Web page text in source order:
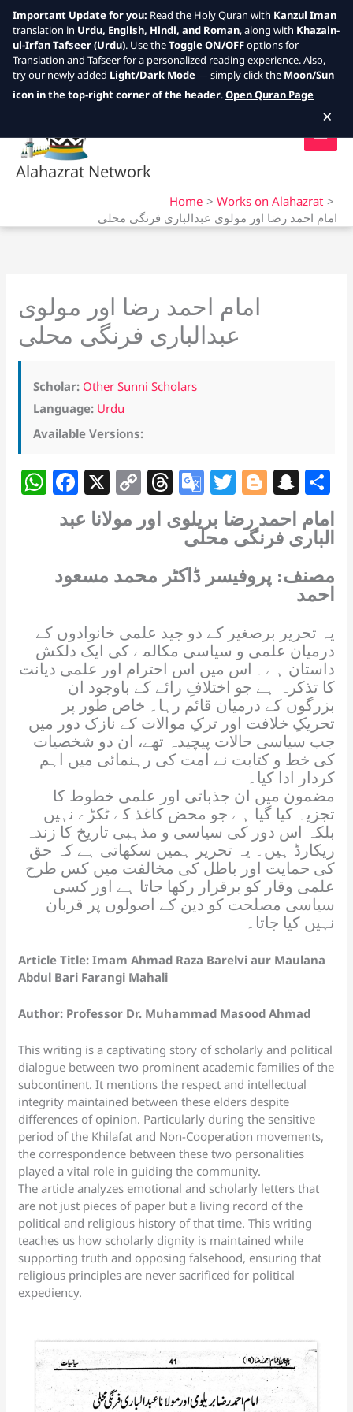
Skip
Alahazrat Network
Home
Works on Alahazrat
امام احمد رضا اور مولوی عبدالباری فرنگی محلی
امام احمد رضا اور مولوی
عبدالباری فرنگی محلی
Scholar: Other Sunni Scholars
Language: Urdu
Available Versions:
W
h
at
A
p
F
a
c
b
o
k
X C
o
p
Li
k
T
h
re
a
d
G
o
o
gl
e
a
n
sl
at
e
T
w
itt
er
Bl
o
g
g
er
S
n
a
p
c
h
at
hامام احمد رضا بریلوی اور مولانا عبد
الباری فرنگی محلی
مصنف: پروفیسر ڈاکٹر محمد مسعود
احمد
یہ تحریر برصغیر کے دو جید علمی خانوادوں کے
درمیان علمی و سیاسی مکالمے کی ایک دلکش
داستان ہے۔ اس میں اس احترام اور علمی دیانت
کا تذکرہ ہے جو اختلافِ رائے کے باوجود ان
بزرگوں کے درمیان قائم رہا۔ خاص طور پر
تحریکِ خلافت اور ترکِ موالات کے نازک دور میں
جب سیاسی حالات پیچیدہ تھے، ان دو شخصیات
کی خط و کتابت نے امت کی رہنمائی میں اہم
کردار ادا کیا۔
مضمون میں ان جذباتی اور علمی خطوط کا
تجزیہ کیا گیا ہے جو محض کاغذ کے ٹکڑے نہیں
بلکہ اس دور کی سیاسی و مذہبی تاریخ کا زندہ
ریکارڈ ہیں۔ یہ تحریر ہمیں سکھاتی ہے کہ حق
کی حمایت اور باطل کی مخالفت میں کس طرح
علمی وقار کو برقرار رکھا جاتا ہے اور کسی
سیاسی مصلحت کو دین کے اصولوں پر قربان
نہیں کیا جاتا۔
Article Title: Imam Ahmad Raza Barelvi aur Maulana
Abdul Bari Farangi Mahali
Author: Professor Dr. Muhammad Masood Ahmad
This writing is a captivating story of scholarly and political
dialogue between two prominent academic families of the
subcontinent. It mentions the respect and intellectual
integrity maintained between these elders despite
differences of opinion. Particularly during the sensitive
period of the Khilafat and Non-Cooperation movements,
the correspondence between these two personalities
played a vital role in guiding the community.
The article analyzes emotional and scholarly letters that
are not just pieces of paper but a living record of the
political and religious history of that time. This writing
teaches us how scholarly dignity is maintained while
supporting truth and opposing falsehood, ensuring that
religious principles are never sacrificed for political
expediency.
Important Update for you: Read the Holy Quran with Kanzul Iman
translation in Urdu, English, Hindi, and Roman, along with Khazain-
ul-Irfan Tafseer (Urdu). Use theToggle ON/OFFoptions for
Translation and Tafseer for a personalized reading experience. Also,
try our newly added Light/Dark Mode— simply click the Moon/Sun
icon in the top-right corner of the header.Open Quran Page
×